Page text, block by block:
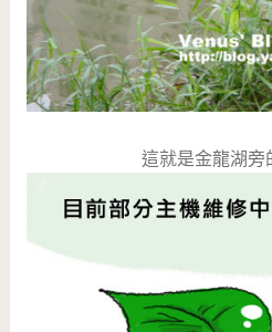
這就是金龍湖旁